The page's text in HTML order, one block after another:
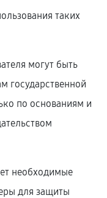
таких
могут быть
государственной
по основаниям и
необходимые
для защиты